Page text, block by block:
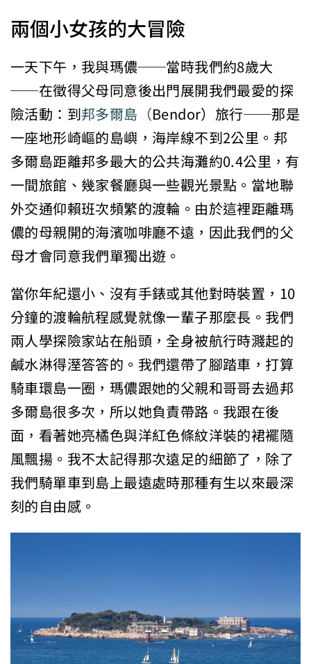
兩個小女孩的大冒險
一天下午，我與瑪儂──當時我們約8歲大
──在徵得父母同意後出門展開我們最愛的探
險活動：到邦多爾島（Bendor）旅行──那是
一座地形崎嶇的島嶼，海岸線不到2公里。邦
多爾島距離邦多最大的公共海灘約0.4公里，有
一間旅館、幾家餐廳與一些觀光景點。當地聯
外交通仰賴班次頻繁的渡輪。由於這裡距離瑪
儂的母親開的海濱咖啡廳不遠，因此我們的父
母才會同意我們單獨出遊。
當你年紀還小、沒有手錶或其他對時裝置，10
分鐘的渡輪航程感覺就像一輩子那麼長。我們
兩人學探險家站在船頭，全身被航行時濺起的
鹹水淋得溼答答的。我們還帶了腳踏車，打算
騎車環島一圈，瑪儂跟她的父親和哥哥去過邦
多爾島很多次，所以她負責帶路。我跟在後
面，看著她亮橘色與洋紅色條紋洋裝的裙襬隨
風飄揚。我不太記得那次遠足的細節了，除了
我們騎單車到島上最遠處時那種有生以來最深
刻的自由感。